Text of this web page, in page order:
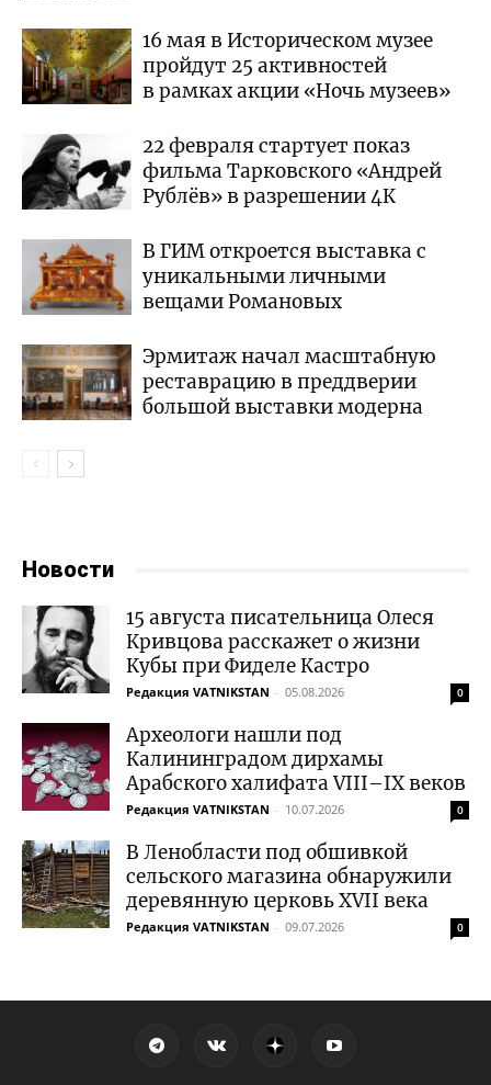
16 мая в Историческом музее
пройдут 25 активностей
в рамках акции «Ночь музеев»
22 февраля стартует показ
фильма Тарковского «Андрей
Рублёв» в разрешении 4К
В ГИМ откроется выставка с
уникальными личными
вещами Романовых
Эрмитаж начал масштабную
реставрацию в преддверии
большой выставки модерна
Новости
15 августа писательница Олеся
Кривцова расскажет о жизни
Кубы при Фиделе Кастро
Редакция VATNIKSTAN - 05.08.2026 0
Археологи нашли под
Калининградом дирхамы
Арабского халифата VIII–IX веков
Редакция VATNIKSTAN - 10.07.2026 0
В Ленобласти под обшивкой
сельского магазина обнаружили
деревянную церковь XVII века
Редакция VATNIKSTAN - 09.07.2026 0